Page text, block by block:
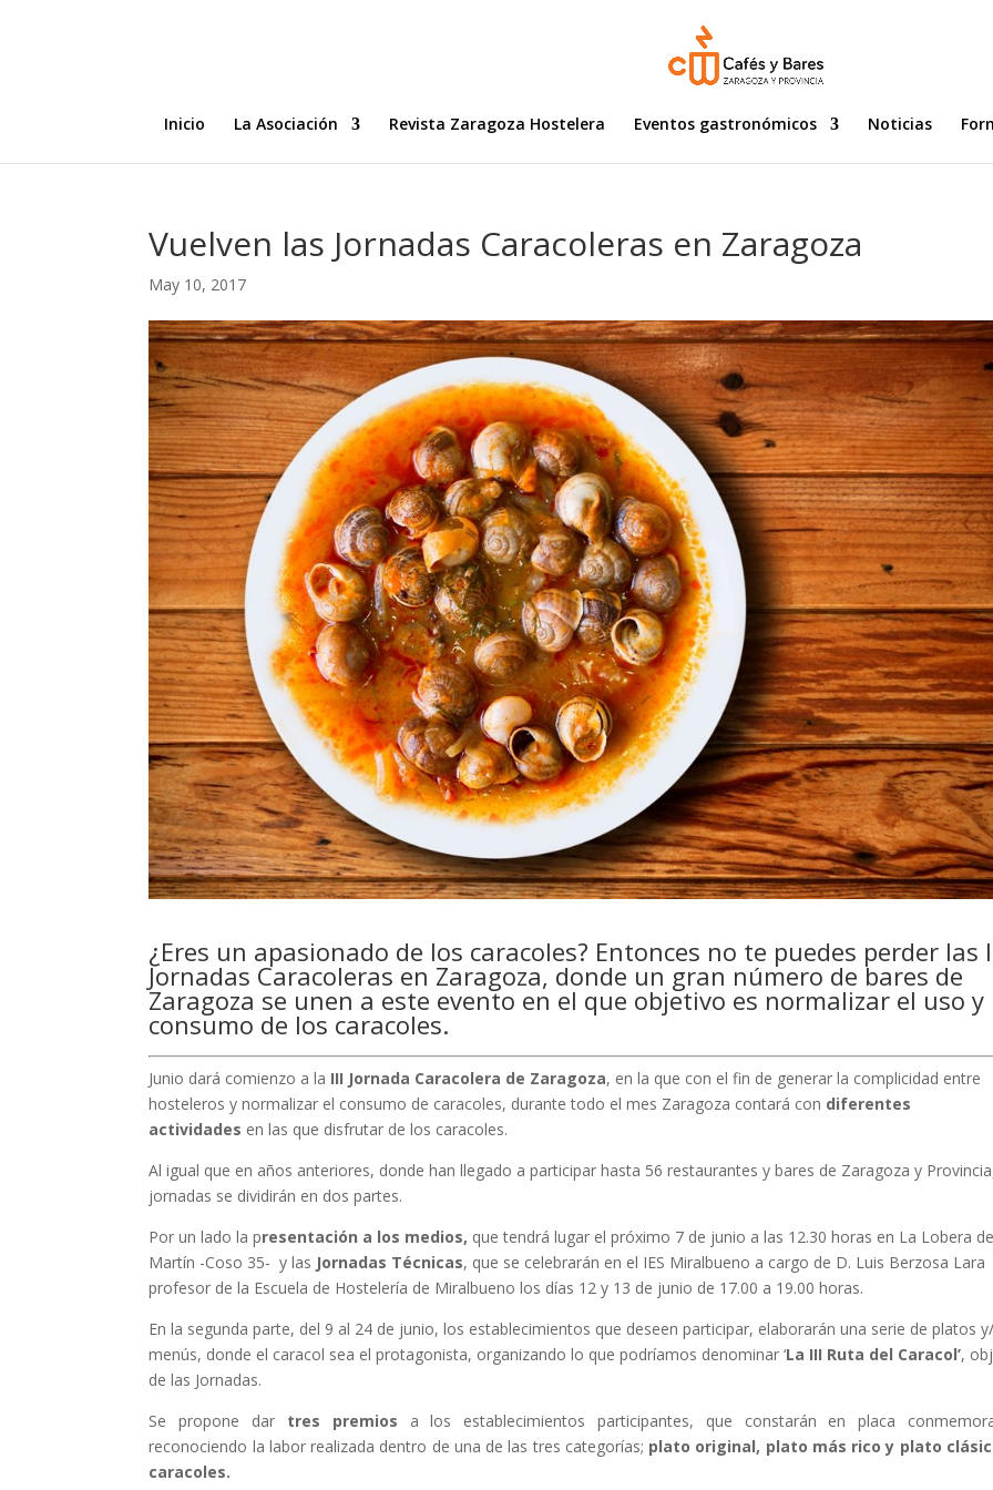
Inicio La Asociación Revista Zaragoza Hostelera Eventos gastronómicos Noticias
Vuelven las Jornadas Caracoleras en Zaragoza
May 10, 2017
¿Eres un apasionado de los caracoles? Entonces no te puedes perder las
Jornadas Caracoleras en Zaragoza, donde un gran número de bares de
Zaragoza se unen a este evento en el que objetivo es normalizar el uso y
consumo de los caracoles.
Junio dará comienzo a la III Jornada Caracolera de Zaragoza, en la que con el fin de generar la complicidad entre
hosteleros y normalizar el consumo de caracoles, durante todo el mes Zaragoza contará con diferentes
actividades en las que disfrutar de los caracoles.
Al igual que en años anteriores, donde han llegado a participar hasta 56 restaurantes y bares de Zaragoza y
jornadas se dividirán en dos partes.
Por un lado la presentación a los medios, que tendrá lugar el próximo 7 de junio a las 12.30 horas en La Lobera
Martín -Coso 35- y las Jornadas Técnicas, que se celebrarán en el IES Miralbueno a cargo de D. Luis Berzosa
profesor de la Escuela de Hostelería de Miralbueno los días 12 y 13 de junio de 17.00 a 19.00 horas.
En la segunda parte, del 9 al 24 de junio, los establecimientos que deseen participar, elaborarán una serie de platos
menús, donde el caracol sea el protagonista, organizando lo que podríamos denominar ‘La III Ruta del Caracol’,
de las Jornadas.
Se propone dar tres premios a los establecimientos participantes, que constarán en placa
reconociendo la labor realizada dentro de una de las tres categorías; plato original, plato más rico y plato
caracoles.